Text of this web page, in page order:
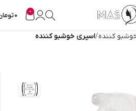
0
0
کننده اسپری خوشبو کننده